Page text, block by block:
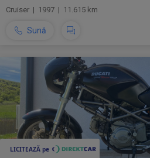
Cruiser | 1997 | 11.615 km
Sună